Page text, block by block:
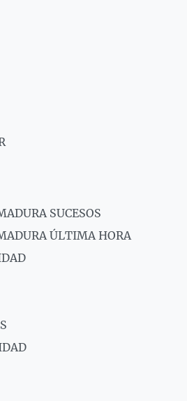
SUCESOS
ÚLTIMA HORA